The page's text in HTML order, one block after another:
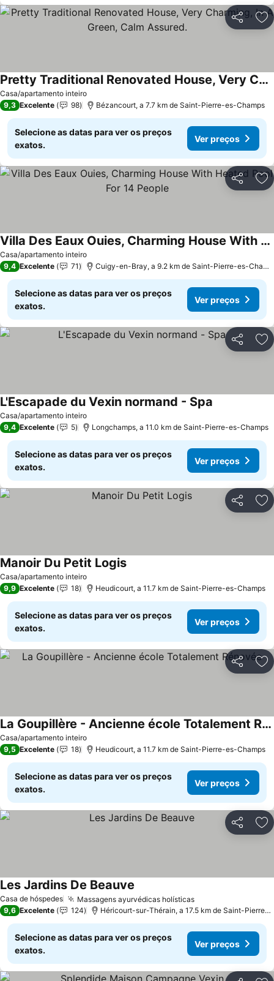
Partilhar
Casa/apartamento inteiro
Pretty Traditional Renovated House, Very Charming, In A Green, Calm Assured.
9,3 Excelente 98 Bézancourt, a 7.7 km de Saint-Pierre-es-Champs
Selecione as datas para ver os preços
exatos.
Ver preços
Partilhar
Casa/apartamento inteiro
Villa Des Eaux Ouies, Charming House With Heated Pool For 14 People
9,4 Excelente 71 Cuigy-en-Bray, a 9.2 km de Saint-Pierre-es-Champs
Selecione as datas para ver os preços
exatos.
Ver preços
Partilhar
Casa/apartamento inteiro
L'Escapade du Vexin normand - Spa
9,4 Excelente 5 Longchamps, a 11.0 km de Saint-Pierre-es-Champs
Selecione as datas para ver os preços
exatos.
Ver preços
Partilhar
Casa/apartamento inteiro
Manoir Du Petit Logis
9,9 Excelente 18 Heudicourt, a 11.7 km de Saint-Pierre-es-Champs
Selecione as datas para ver os preços
exatos.
Ver preços
Partilhar
Casa/apartamento inteiro
La Goupillère - Ancienne école Totalement Rénovée
9,5 Excelente 18 Heudicourt, a 11.7 km de Saint-Pierre-es-Champs
Selecione as datas para ver os preços
exatos.
Ver preços
Partilhar
Casa de hóspedes Massagens ayurvédicas holísticas
Les Jardins De Beauve
9,6 Excelente 124 Héricourt-sur-Thérain, a 17.5 km de Saint-Pierre-es-Champs
Selecione as datas para ver os preços
exatos.
Ver preços